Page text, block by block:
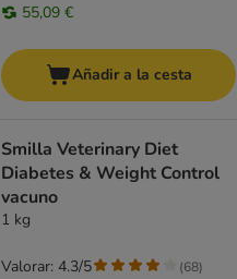
55,09 €
Añadir a la cesta
Smilla Veterinary Diet
Diabetes & Weight Control
vacuno
1 kg
Valorar: 4.3/5 (68)